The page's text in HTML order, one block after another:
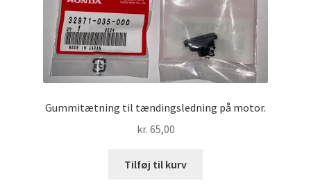
Gummitætning til tændingsledning på motor.
kr. 65,00
Tilføj til kurv